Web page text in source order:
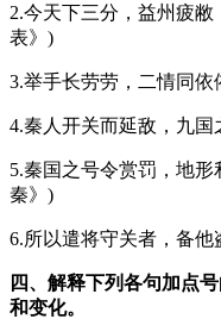
2.今天下三分，益州疲
表》)
3.举手长劳劳，二情同
4.秦人开关而延敌，九
5.秦国之号令赏罚，地
秦》)
6.所以遣将守关者，备
四、解释下列各句加点
和变化。